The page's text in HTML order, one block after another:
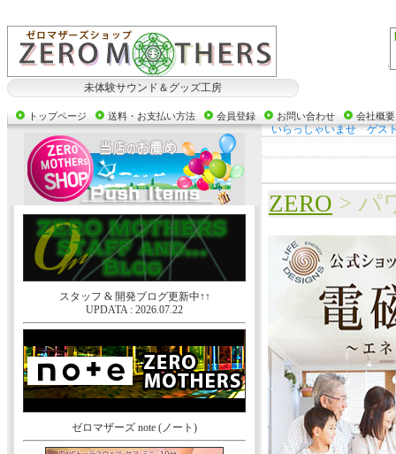
未体験サウンド＆グッズ工房
トップページ 送料・お支払い方法 会員登録 お問い合わせ 会社概要
スタッフ & 開発ブログ更新中↑↑
UPDATA : 2026.07.22
ゼロマザーズ note (ノート)
いらっしゃいませ ゲス
ZERO > パ